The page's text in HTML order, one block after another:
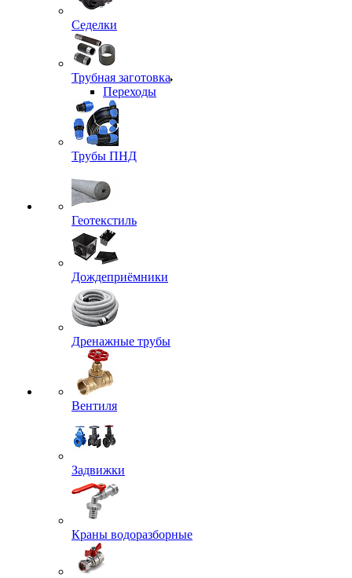
Седелки
Трубная заготовка
Переходы
Трубы ПНД
Геотекстиль
Дождеприёмники
Дренажные трубы
Вентиля
Задвижки
Краны водоразборные